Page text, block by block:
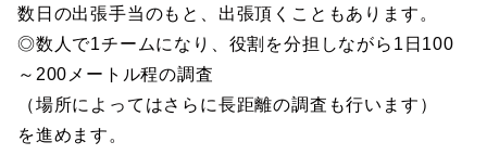
数日の出張手当のもと、出張頂くこともあります。
◎数人で1チームになり、役割を分担しながら1日100
～200メートル程の調査
（場所によってはさらに長距離の調査も行います）
を進めます。